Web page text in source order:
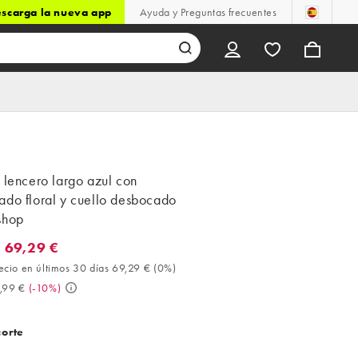
la nueva app Ayuda y Preguntas frecuentes
lencero largo azul con
floral y cuello desbocado
€. Mejor precio en últimos 30 días 69,29 € (0%). Antes
€
en últimos 30 días 69,29 € (0%)
€ (-10%)